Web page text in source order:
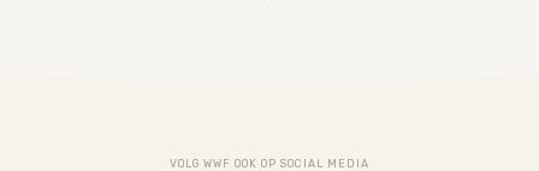
VOLG WWF OOK OP SOCIAL MEDIA